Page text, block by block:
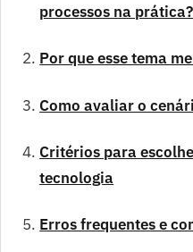
processos na prática?
Por que esse tema
Como avaliar o
Critérios para
tecnologia
Erros frequentes e